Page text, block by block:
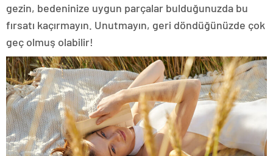
gezin, bedeninize uygun parçalar bulduğunuzda bu
fırsatı kaçırmayın. Unutmayın, geri döndüğünüzde çok
geç olmuş olabilir!